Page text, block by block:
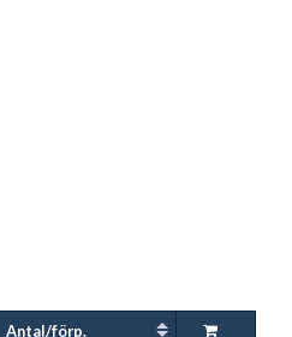
Antal/förp.